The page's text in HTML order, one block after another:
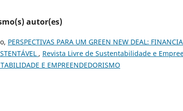
autor(es)
PERSPECTIVAS PARA UM GREEN NEW DEAL:
, Revista Livre de Sustentabilidade e
E EMPREENDEDORISMO